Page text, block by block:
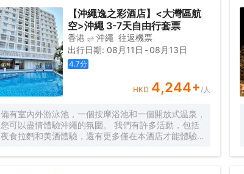
【沖繩逸之彩酒店】<大灣區航
空>沖繩 3-7天自由行套票
香港 沖繩 往返機票
出行日期: 08月11日 -08月13日
4.7分
HKD 4,244+/人
備有室內外游泳池，一個按摩浴池和一個開放式温泉，
您可以盡情體驗沖繩的氛圍。 我們有許多活動，包括
夜食拉麪和美酒體驗，還有更多僅在本酒店才能體驗到
和韓語，將幫助您留下難忘的回憶。 距離購物和美食